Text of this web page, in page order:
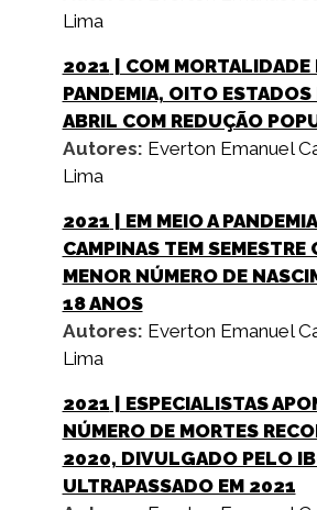
Lima
2021 | COM MORTALIDADE
PANDEMIA, OITO ESTADOS
ABRIL COM REDUÇÃO
Autores: Everton Emanuel
Lima
2021 | EM MEIO A
CAMPINAS TEM SEMESTRE
MENOR NÚMERO DE
18 ANOS
Autores: Everton Emanuel
Lima
2021 | ESPECIALISTAS
NÚMERO DE MORTES
2020, DIVULGADO PELO
ULTRAPASSADO EM 2021